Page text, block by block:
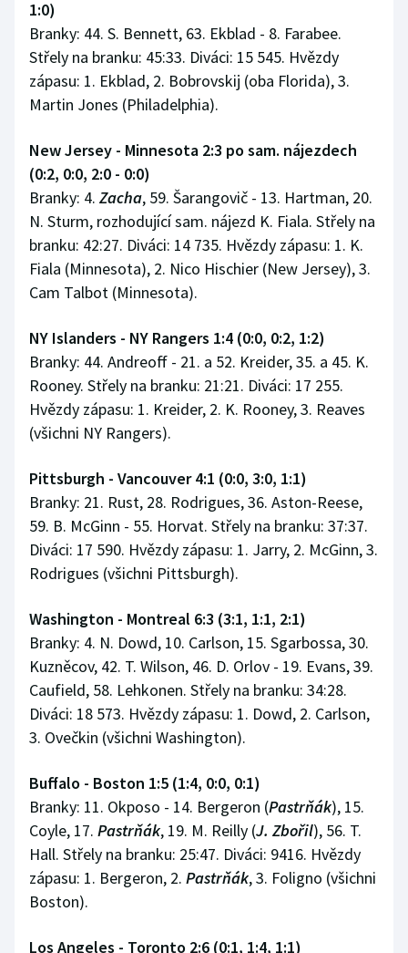
1:0)
Branky: 44. S. Bennett, 63. Ekblad - 8. Farabee.
Střely na branku: 45:33. Diváci: 15 545. Hvězdy
zápasu: 1. Ekblad, 2. Bobrovskij (oba Florida), 3.
Martin Jones (Philadelphia).
New Jersey - Minnesota 2:3 po sam. nájezdech
(0:2, 0:0, 2:0 - 0:0)
Branky: 4. Zacha, 59. Šarangovič - 13. Hartman, 20.
N. Sturm, rozhodující sam. nájezd K. Fiala. Střely na
branku: 42:27. Diváci: 14 735. Hvězdy zápasu: 1. K.
Fiala (Minnesota), 2. Nico Hischier (New Jersey), 3.
Cam Talbot (Minnesota).
NY Islanders - NY Rangers 1:4 (0:0, 0:2, 1:2)
Branky: 44. Andreoff - 21. a 52. Kreider, 35. a 45. K.
Rooney. Střely na branku: 21:21. Diváci: 17 255.
Hvězdy zápasu: 1. Kreider, 2. K. Rooney, 3. Reaves
(všichni NY Rangers).
Pittsburgh - Vancouver 4:1 (0:0, 3:0, 1:1)
Branky: 21. Rust, 28. Rodrigues, 36. Aston-Reese,
59. B. McGinn - 55. Horvat. Střely na branku: 37:37.
Diváci: 17 590. Hvězdy zápasu: 1. Jarry, 2. McGinn, 3.
Rodrigues (všichni Pittsburgh).
Washington - Montreal 6:3 (3:1, 1:1, 2:1)
Branky: 4. N. Dowd, 10. Carlson, 15. Sgarbossa, 30.
Kuzněcov, 42. T. Wilson, 46. D. Orlov - 19. Evans, 39.
Caufield, 58. Lehkonen. Střely na branku: 34:28.
Diváci: 18 573. Hvězdy zápasu: 1. Dowd, 2. Carlson,
3. Ovečkin (všichni Washington).
Buffalo - Boston 1:5 (1:4, 0:0, 0:1)
Branky: 11. Okposo - 14. Bergeron (Pastrňák), 15.
Coyle, 17. Pastrňák, 19. M. Reilly (J. Zbořil), 56. T.
Hall. Střely na branku: 25:47. Diváci: 9416. Hvězdy
zápasu: 1. Bergeron, 2. Pastrňák, 3. Foligno (všichni
Boston).
Los Angeles - Toronto 2:6 (0:1, 1:4, 1:1)